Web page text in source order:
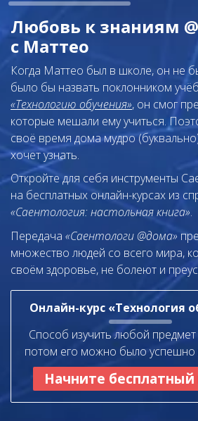
Любовь к знаниям
с Маттео
Когда Маттео был в школе, он не
было бы назвать поклонником
«Технологию обучения», он смог
которые мешали ему учиться.
своё время дома мудро
хочет узнать.
Откройте для себя инструменты
на бесплатных онлайн-курсах из
«Саентология: настольная книга».
Передача «Саентологи @дома»
множество людей со всего мира,
своём здоровье, не болеют и
Онлайн-курс «Технология
Способ изучить любой предмет
потом его можно было успешно
Начните бесплатный